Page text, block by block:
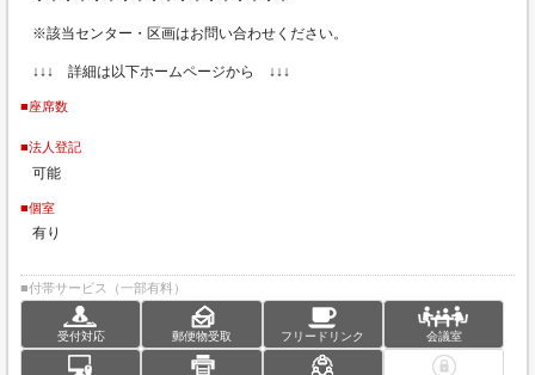
※該当センター・区画はお問い合わせください。
↓↓↓ 詳細は以下ホームページから ↓↓↓
■座席数
■法人登記
可能
■個室
有り
■付帯サービス（一部有料）
受付対応 郵便物受取 フリードリンク 会議室